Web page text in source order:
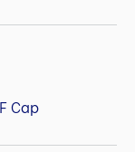
Cap